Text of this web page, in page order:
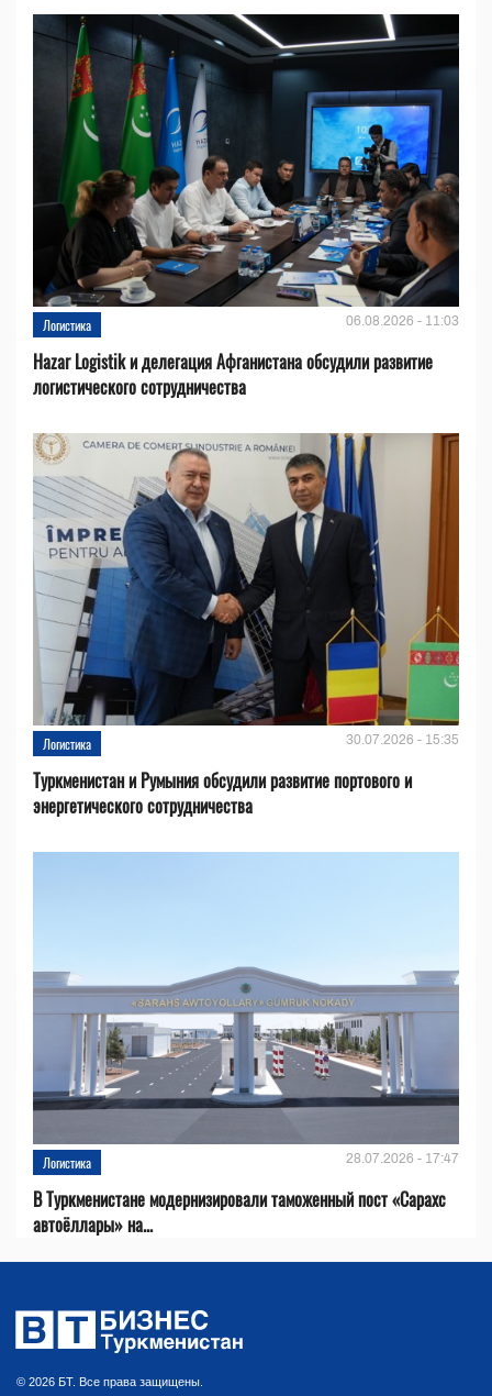
Логистика 06.08.2026 - 11:03
Hazar Logistik и делегация Афганистана обсудили развитие
логистического сотрудничества
Логистика 30.07.2026 - 15:35
Туркменистан и Румыния обсудили развитие портового и
энергетического сотрудничества
Логистика 28.07.2026 - 17:47
В Туркменистане модернизировали таможенный пост «Сарахс
автоёллары» на...
© 2026 БТ. Все права защищены.